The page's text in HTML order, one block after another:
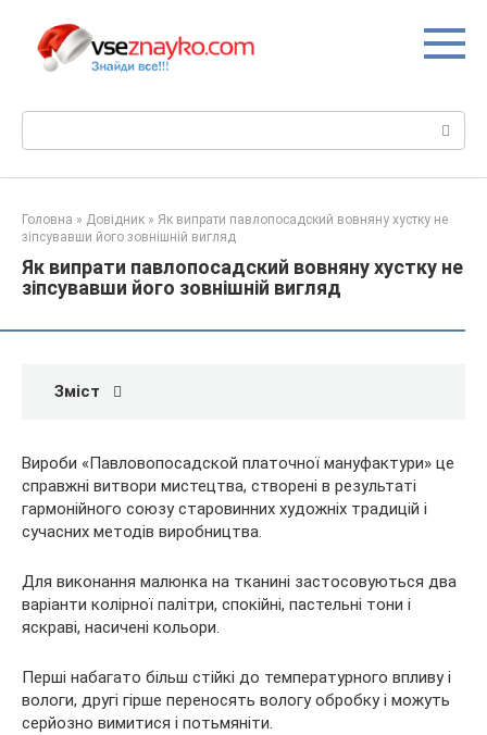
вмісту
Головна » Довідник » Як випрати павлопосадский вовняну хустку не
зіпсувавши його зовнішній вигляд
Як випрати павлопосадский вовняну хустку не
зіпсувавши його зовнішній вигляд
Зміст
Вироби «Павловопосадской платочної мануфактури» це
справжні витвори мистецтва, створені в результаті
гармонійного союзу старовинних художніх традицій і
сучасних методів виробництва.
Для виконання малюнка на тканині застосовуються два
варіанти колірної палітри, спокійні, пастельні тони і
яскраві, насичені кольори.
Перші набагато більш стійкі до температурного впливу і
вологи, другі гірше переносять вологу обробку і можуть
серйозно вимитися і потьмяніти.